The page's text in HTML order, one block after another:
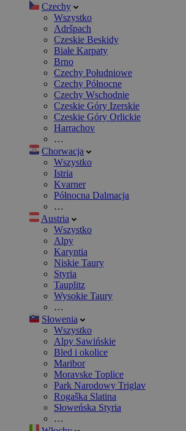
Czechy
Wszystko
Adršpach
Czeskie Beskidy
Białe Karpaty
Brno
Czechy Południowe
Czechy Północne
Czechy Wschodnie
Czeskie Góry Izerskie
Czeskie Góry Orlickie
Harrachov
…
Chorwacja
Wszystko
Istria
Kvarner
Północna Dalmacja
…
Austria
Wszystko
Alpy
Karyntia
Niskie Taury
Styria
Tauplitz
Wysokie Taury
…
Słowenia
Wszystko
Alpy Sawińskie
Bled i okolice
Maribor
Moravske Toplice
Park Narodowy Triglav
Rogaška Slatina
Słoweńska Styria
…